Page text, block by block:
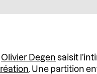
Olivier Degen saisit
. Une partition